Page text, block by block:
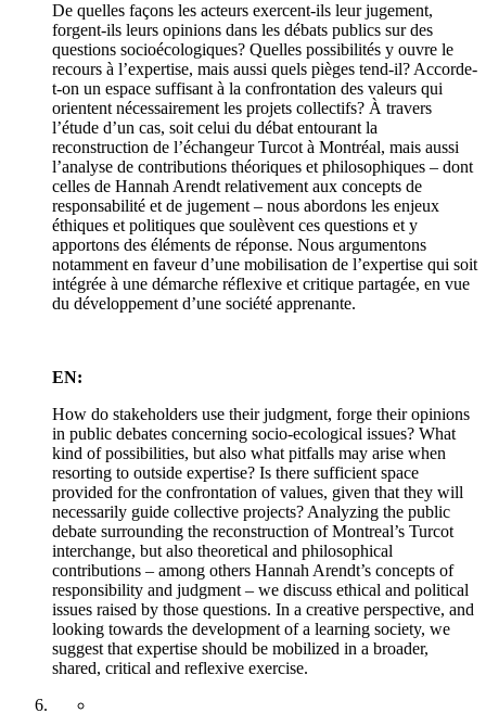
De quelles façons les acteurs exercent-ils leur jugement,
forgent-ils leurs opinions dans les débats publics sur des
questions socioécologiques? Quelles possibilités y ouvre le
recours à l’expertise, mais aussi quels pièges tend-il? Accorde-
t-on un espace suffisant à la confrontation des valeurs qui
orientent nécessairement les projets collectifs? À travers
l’étude d’un cas, soit celui du débat entourant la
reconstruction de l’échangeur Turcot à Montréal, mais aussi
l’analyse de contributions théoriques et philosophiques – dont
celles de Hannah Arendt relativement aux concepts de
responsabilité et de jugement – nous abordons les enjeux
éthiques et politiques que soulèvent ces questions et y
apportons des éléments de réponse. Nous argumentons
notamment en faveur d’une mobilisation de l’expertise qui soit
intégrée à une démarche réflexive et critique partagée, en vue
du développement d’une société apprenante.
EN:
How do stakeholders use their judgment, forge their opinions
in public debates concerning socio-ecological issues? What
kind of possibilities, but also what pitfalls may arise when
resorting to outside expertise? Is there sufficient space
provided for the confrontation of values, given that they will
necessarily guide collective projects? Analyzing the public
debate surrounding the reconstruction of Montreal’s Turcot
interchange, but also theoretical and philosophical
contributions – among others Hannah Arendt’s concepts of
responsibility and judgment – we discuss ethical and political
issues raised by those questions. In a creative perspective, and
looking towards the development of a learning society, we
suggest that expertise should be mobilized in a broader,
shared, critical and reflexive exercise.